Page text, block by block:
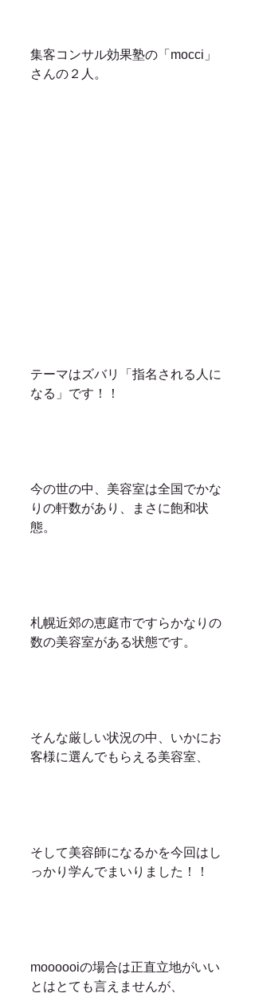
集客コンサル効果塾の「mocci」
さんの２人。
テーマはズバリ「指名される人に
なる」です！！
今の世の中、美容室は全国でかな
りの軒数があり、まさに飽和状
態。
札幌近郊の恵庭市ですらかなりの
数の美容室がある状態です。
そんな厳しい状況の中、いかにお
客様に選んでもらえる美容室、
そして美容師になるかを今回はし
っかり学んでまいりました！！
moooooiの場合は正直立地がいい
とはとても言えませんが、